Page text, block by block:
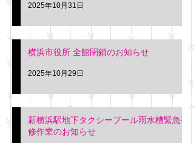
2025年10月31日
横浜市役所 全館閉鎖のお知らせ
2025年10月29日
新横浜駅地下タクシープール雨水槽緊急補
修作業のお知らせ